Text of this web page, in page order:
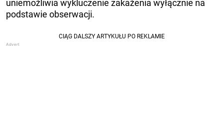
uniemożliwia wykluczenie zakażenia wyłącznie na
podstawie obserwacji.